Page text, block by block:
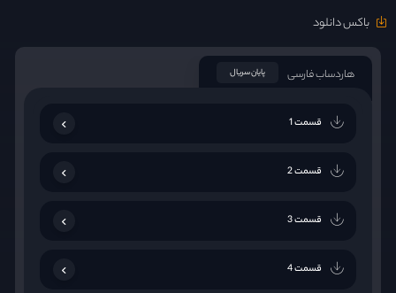
باکس دانلود
هاردساب فارسی پایان سریال
قسمت 1
قسمت 2
قسمت 3
قسمت 4